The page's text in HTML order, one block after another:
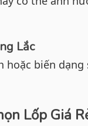
Lắc
hoặc biến
Lốp Giá